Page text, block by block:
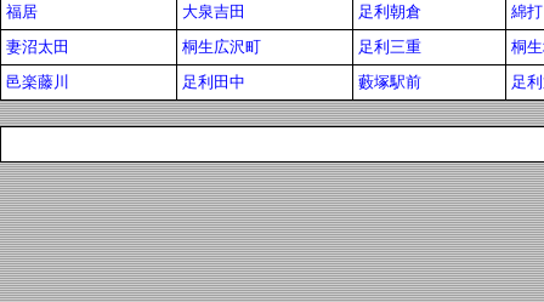
福居
大泉吉田 足利朝倉
綿打
妻沼太田
桐生広沢町 足利三重
桐
邑楽藤川
足利田中 藪塚駅前 足